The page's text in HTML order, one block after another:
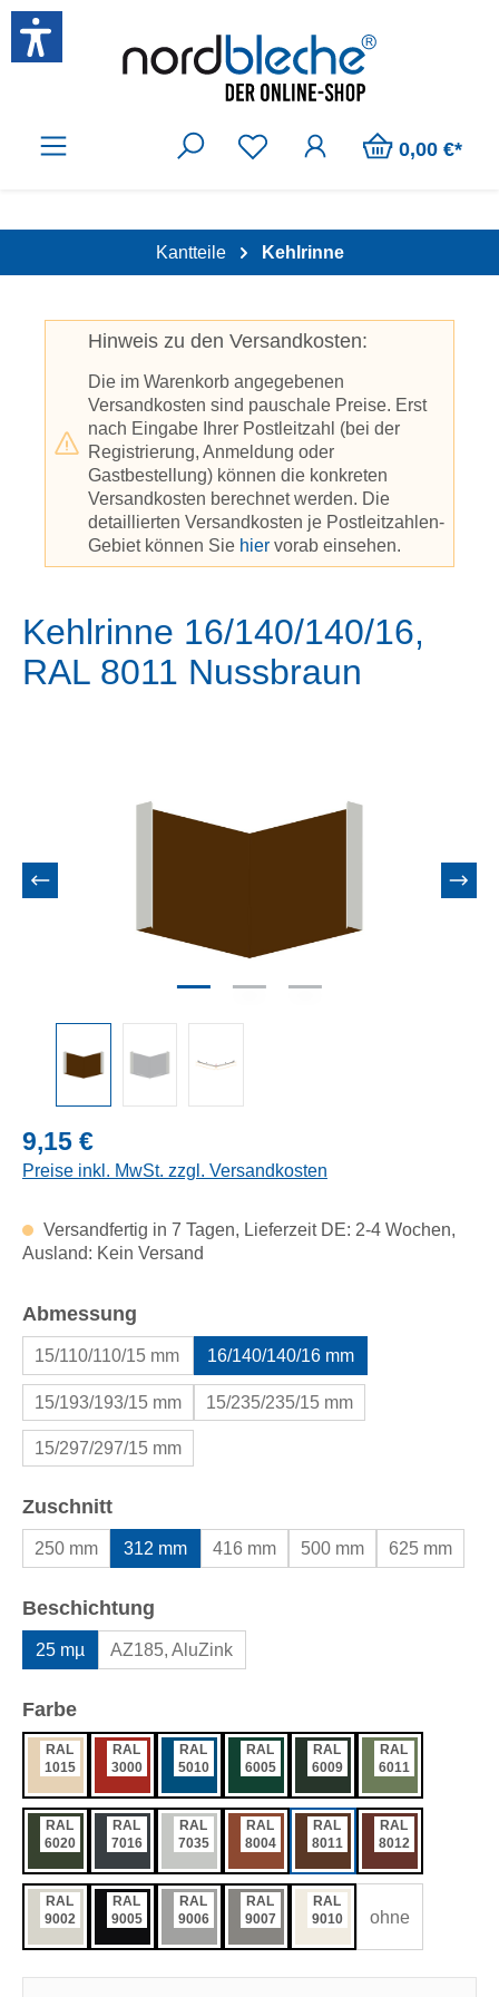
Zum Hauptinhalt springen
0,00 €*
Kantteile Kehlrinne
Hinweis zu den Versandkosten:
Die im Warenkorb angegebenen
Versandkosten sind pauschale Preise. Erst
nach Eingabe Ihrer Postleitzahl (bei der
Registrierung, Anmeldung oder
Gastbestellung) können die konkreten
Versandkosten berechnet werden. Die
detaillierten Versandkosten je Postleitzahlen-
Gebiet können Sie hier vorab einsehen.
Kehlrinne 16/140/140/16,
RAL 8011 Nussbraun
Regulärer Preis:
9,15 €
Preise inkl. MwSt. zzgl. Versandkosten
Versandfertig in 7 Tagen, Lieferzeit DE: 2-4 Wochen,
Ausland: Kein Versand
Abmessung
15/110/110/15 mm 16/140/140/16 mm
15/193/193/15 mm 15/235/235/15 mm
15/297/297/15 mm
Zuschnittauswählen
250 mm 312 mm 416 mm 500 mm 625 mm
Beschichtung
25 mµ AZ185, AluZink
Farbeauswählen
RAL
1015
RAL
3000
RAL
5010
RAL
6005
RAL
6009
RAL
6011
RAL
6020
RAL
7016
RAL
7035
RAL
8004
RAL
8011
RAL
8012
RAL
9002
RAL
9005
RAL
9006
RAL
9007
RAL
9010
ohne